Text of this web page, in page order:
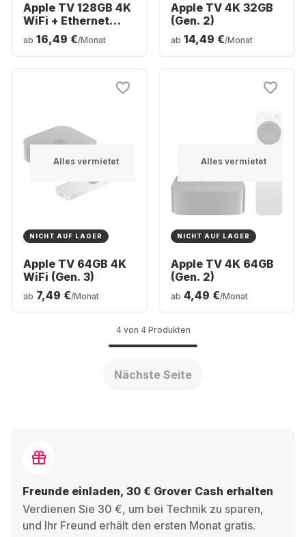
Apple TV 128GB 4K
WiFi + Ethernet
(Gen. 3)
ab 16,49 €/Monat
Apple TV 4K 32GB
(Gen. 2)
ab 14,49 €/Monat
Alles vermietet
NICHT AUF LAGER
Apple TV 64GB 4K
WiFi (Gen. 3)
ab 7,49 €/Monat
Alles vermietet
NICHT AUF LAGER
Apple TV 4K 64GB
(Gen. 2)
ab 4,49 €/Monat
4 von 4 Produkten
Nächste Seite
Freunde einladen, 30 € Grover Cash erhalten
Verdienen Sie 30 €, um bei Technik zu sparen,
und Ihr Freund erhält den ersten Monat gratis.